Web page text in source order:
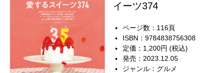
イーツ374
ページ数：116頁
ISBN：9784838756308
定価：1,200円 (税込)
発売：2023.12.05
ジャンル： グルメ